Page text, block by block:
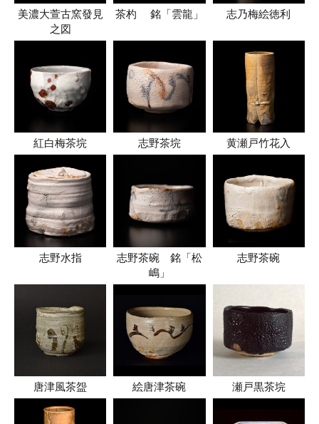
美濃大萱古窯發見
之図
茶杓 銘「雲龍」 志乃梅絵徳利
紅白梅茶垸 志野茶垸 黄瀬戸竹花入
志野水指
志野茶碗 銘「松
嶋」
志野茶碗
唐津風茶盌 絵唐津茶碗 瀬戸黒茶垸